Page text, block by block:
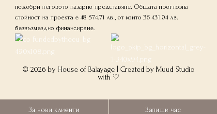
подобри неговото пазарно представяне. Общата прогнозна
стойност на проекта е 48 574.71 лв., от които 36 431.04 лв.
безвъзмездно финансиране.
© 2026 by House of Balayage | Created by Muud Studio
with ♡
За нови клиенти Запиши час